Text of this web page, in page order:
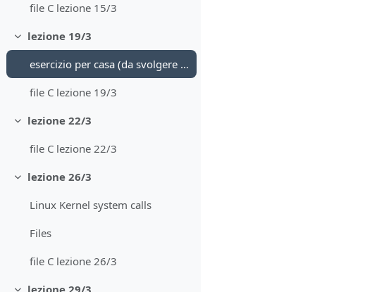
file C lezione 15/3
Minimizza
lezione 19/3
esercizio per casa (da svolgere se possibile prima della lezione del 19/3)
file C lezione 19/3
Minimizza
lezione 22/3
file C lezione 22/3
Minimizza
lezione 26/3
Linux Kernel system calls
Files
file C lezione 26/3